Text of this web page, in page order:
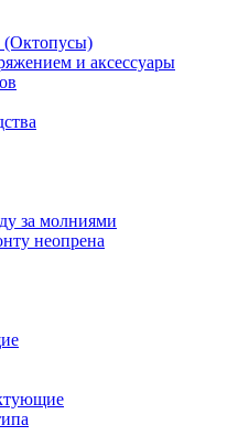
(Октопусы)
и аксессуары
за молниями
неопрена